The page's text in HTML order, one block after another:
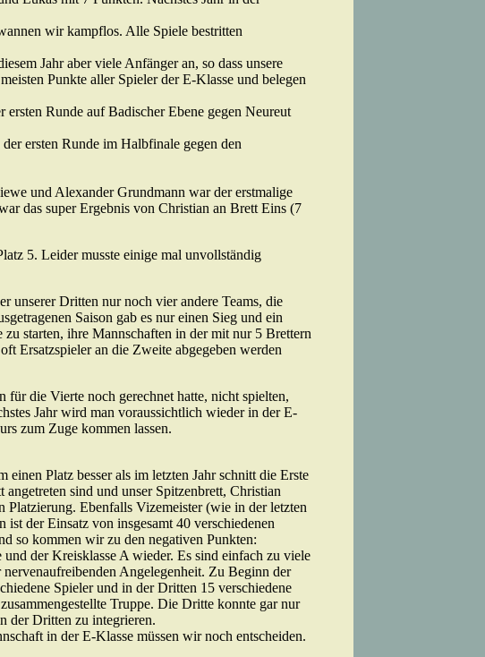
wir kampflos. Alle Spiele bestritten
Jahr aber viele Anfänger an, so dass unsere
Punkte aller Spieler der E-Klasse und belegen
Runde auf Badischer Ebene gegen Neureut
ersten Runde im Halbfinale gegen den
und Alexander Grundmann war der erstmalige
das super Ergebnis von Christian an Brett Eins (7
5. Leider musste einige mal unvollständig
unserer Dritten nur noch vier andere Teams, die
Saison gab es nur einen Sieg und ein
starten, ihre Mannschaften in der mit nur 5 Brettern
Ersatzspieler an die Zweite abgegeben werden
die Vierte noch gerechnet hatte, nicht spielten,
Jahr wird man voraussichtlich wieder in der E-
zum Zuge kommen lassen.
Platz besser als im letzten Jahr schnitt die Erste
sind und unser Spitzenbrett, Christian
Platzierung. Ebenfalls Vizemeister (wie in der letzten
der Einsatz von insgesamt 40 verschiedenen
so kommen wir zu den negativen Punkten:
der Kreisklasse A wieder. Es sind einfach zu viele
Angelegenheit. Zu Beginn der
Spieler und in der Dritten 15 verschiedene
Truppe. Die Dritte konnte gar nur
der Dritten zu integrieren.
in der E-Klasse müssen wir noch entscheiden.